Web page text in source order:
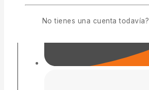
No tienes una cuenta todavía?